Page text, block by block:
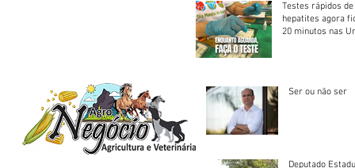
Testes rápidos
hepatites agora
20 minutos nas
Ser ou não ser
Deputado